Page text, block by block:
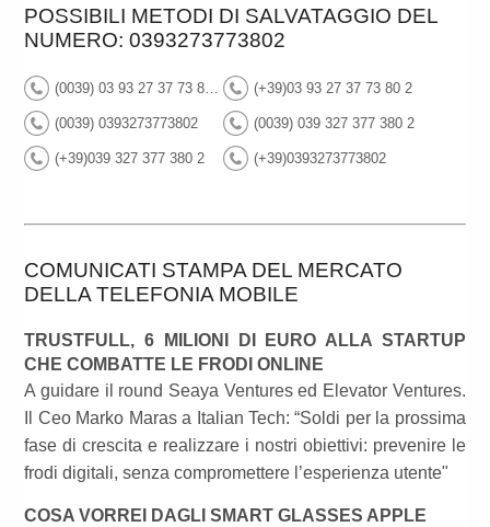
POSSIBILI METODI DI SALVATAGGIO DEL
NUMERO: 0393273773802
(0039) 03 93 27 37 73 80 2 (+39)03 93 27 37 73 80 2
(0039) 0393273773802 (0039) 039 327 377 380 2
(+39)039 327 377 380 2 (+39)0393273773802
COMUNICATI STAMPA DEL MERCATO
DELLA TELEFONIA MOBILE
TRUSTFULL, 6 MILIONI DI EURO ALLA STARTUP
CHE COMBATTE LE FRODI ONLINE
A guidare il round Seaya Ventures ed Elevator Ventures.
Il Ceo Marko Maras a Italian Tech: “Soldi per la prossima
fase di crescita e realizzare i nostri obiettivi: prevenire le
frodi digitali, senza compromettere l’esperienza utente"
COSA VORREI DAGLI SMART GLASSES APPLE